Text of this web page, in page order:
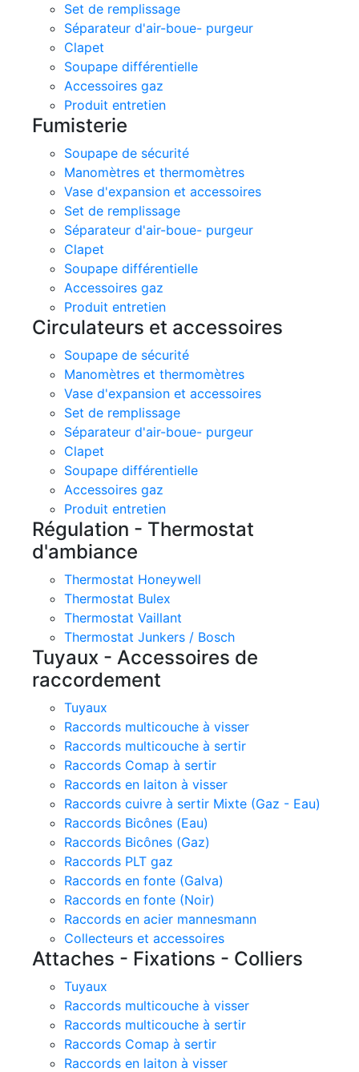
Set de remplissage
Séparateur d'air-boue- purgeur
Clapet
Soupape différentielle
Accessoires gaz
Produit entretien
Fumisterie
Soupape de sécurité
Manomètres et thermomètres
Vase d'expansion et accessoires
Set de remplissage
Séparateur d'air-boue- purgeur
Clapet
Soupape différentielle
Accessoires gaz
Produit entretien
Circulateurs et accessoires
Soupape de sécurité
Manomètres et thermomètres
Vase d'expansion et accessoires
Set de remplissage
Séparateur d'air-boue- purgeur
Clapet
Soupape différentielle
Accessoires gaz
Produit entretien
Régulation - Thermostat
d'ambiance
Thermostat Honeywell
Thermostat Bulex
Thermostat Vaillant
Thermostat Junkers / Bosch
Tuyaux - Accessoires de
raccordement
Tuyaux
Raccords multicouche à visser
Raccords multicouche à sertir
Raccords Comap à sertir
Raccords en laiton à visser
Raccords cuivre à sertir Mixte (Gaz - Eau)
Raccords Bicônes (Eau)
Raccords Bicônes (Gaz)
Raccords PLT gaz
Raccords en fonte (Galva)
Raccords en fonte (Noir)
Raccords en acier mannesmann
Collecteurs et accessoires
Attaches - Fixations - Colliers
Tuyaux
Raccords multicouche à visser
Raccords multicouche à sertir
Raccords Comap à sertir
Raccords en laiton à visser